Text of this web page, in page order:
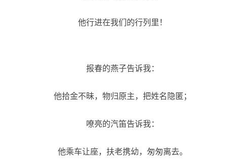
他行进在我们的行列里！
报春的燕子告诉我：
他拾金不昧，物归原主，把姓名隐匿；
嘹亮的汽笛告诉我：
他乘车让座，扶老携幼，匆匆离去。